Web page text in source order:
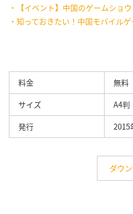
・【イベント】中国のゲームショ
・知っておきたい！中国モバイル
料金
無料
サイズ
A4判
発行
2015
ダウ